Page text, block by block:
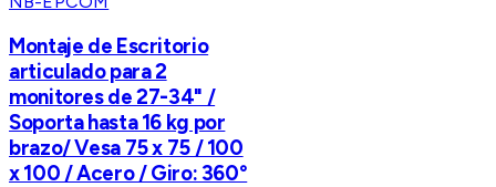
Montaje de Escritorio
articulado para 2
monitores de 27-34" /
Soporta hasta 16 kg por
brazo/ Vesa 75 x 75 / 100
x 100 / Acero / Giro: 360°